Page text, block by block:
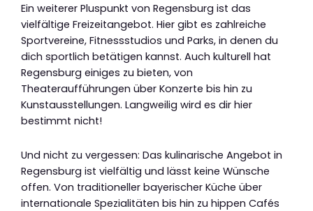
Ein weiterer Pluspunkt von Regensburg ist das
vielfältige Freizeitangebot. Hier gibt es zahlreiche
Sportvereine, Fitnessstudios und Parks, in denen du
dich sportlich betätigen kannst. Auch kulturell hat
Regensburg einiges zu bieten, von
Theateraufführungen über Konzerte bis hin zu
Kunstausstellungen. Langweilig wird es dir hier
bestimmt nicht!
Und nicht zu vergessen: Das kulinarische Angebot in
Regensburg ist vielfältig und lässt keine Wünsche
offen. Von traditioneller bayerischer Küche über
internationale Spezialitäten bis hin zu hippen Cafés